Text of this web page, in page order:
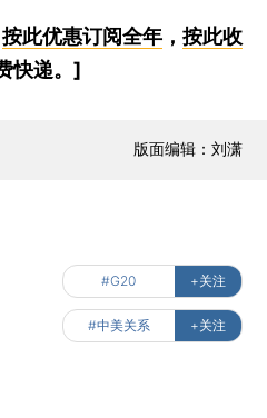
按此优惠订阅全年， 按此收
快递。]
版面编辑：刘潇
#G20 +关注
#中美关系 +关注